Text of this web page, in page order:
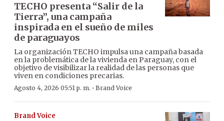
TECHO presenta “Salir de la
Tierra”, una campaña
inspirada en el sueño de miles
de paraguayos
La organización TECHO impulsa una campaña basada
en la problemática de la vivienda en Paraguay, con el
objetivo de visibilizar la realidad de las personas que
viven en condiciones precarias.
Agosto 4, 2026 05:51 p. m. · Brand Voice
Brand Voice